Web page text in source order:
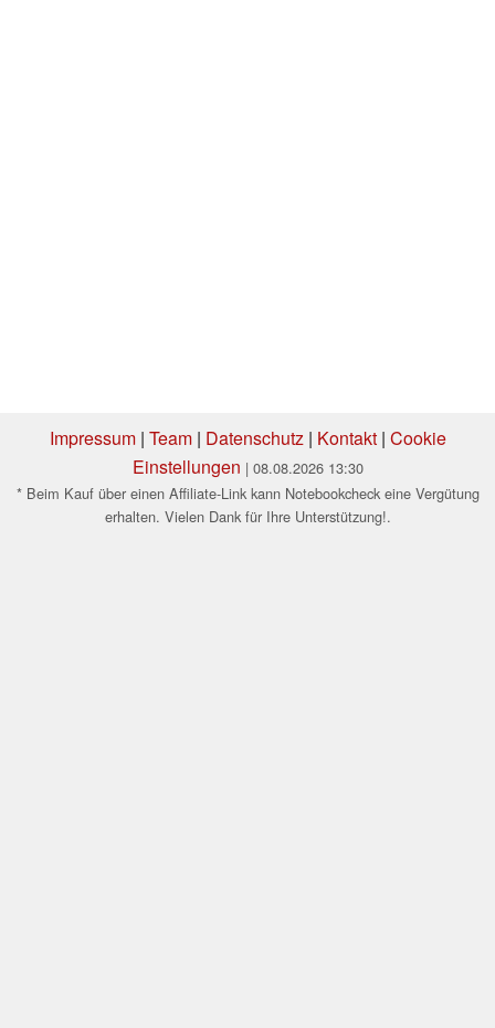
Impressum| Team| Datenschutz| Kontakt| Cookie
Einstellungen | 08.08.2026 13:30
* Beim Kauf über einen Affiliate-Link kann Notebookcheck eine Vergütung
erhalten. Vielen Dank für Ihre Unterstützung!.